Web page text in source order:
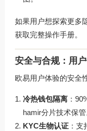
如果用户想探索更多
获取完整操作手册。
安全与合规：用
欧易用户体验的安全
冷热钱包隔离 ：
hamir分片技术保管
KYC生物认证 ：